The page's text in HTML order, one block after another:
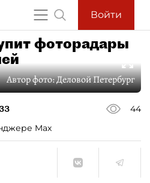
Войти
фоторадары
Автор фото:Деловой Петербург
44
Max